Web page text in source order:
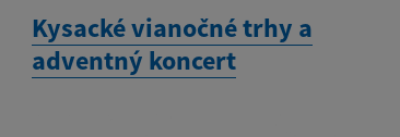
Kysacké vianočné trhy a
adventný koncert